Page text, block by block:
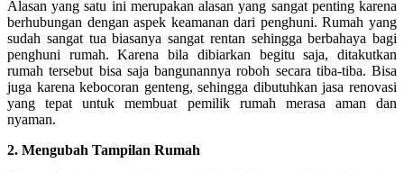
Alasan yang satu ini merupakan alasan yang sangat penting karena
berhubungan dengan aspek keamanan dari penghuni. Rumah yang
sudah sangat tua biasanya sangat rentan sehingga berbahaya bagi
penghuni rumah. Karena bila dibiarkan begitu saja, ditakutkan
rumah tersebut bisa saja bangunannya roboh secara tiba-tiba. Bisa
juga karena kebocoran genteng, sehingga dibutuhkan jasa renovasi
yang tepat untuk membuat pemilik rumah merasa aman dan
nyaman.
2. Mengubah Tampilan Rumah